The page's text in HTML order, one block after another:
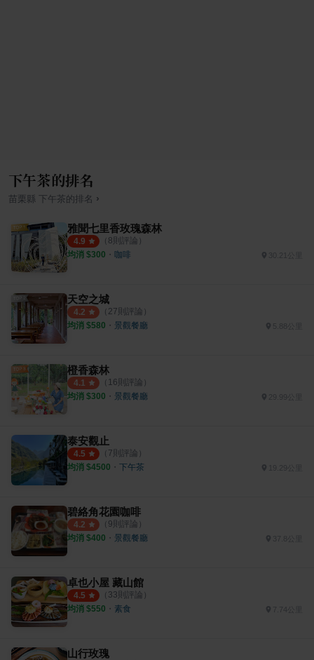
下午茶的排名
苗栗縣 下午茶的排名 ›
雅聞七里香玫瑰森林
4.9 （ 8則評論）
均消 $300 ・ 咖啡
天空之城
4.2 （ 27則評論）
均消 $580 ・ 景觀餐廳 5.88公里
橙香森林
4.1 （ 16則評論）
均消 $300 ・ 景觀餐廳
泰安觀止
4.5 （ 7則評論）
均消 $4500 ・ 下午茶
碧絡角花園咖啡
4.2 （ 9則評論）
均消 $400 ・ 景觀餐廳
卓也小屋 藏山館
4.5 （ 33則評論）
均消 $550 ・ 素食 7.74公里
山行玫瑰